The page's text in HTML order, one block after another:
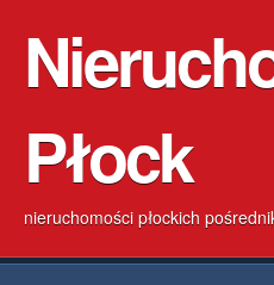
Płock
nieruchomości płockich